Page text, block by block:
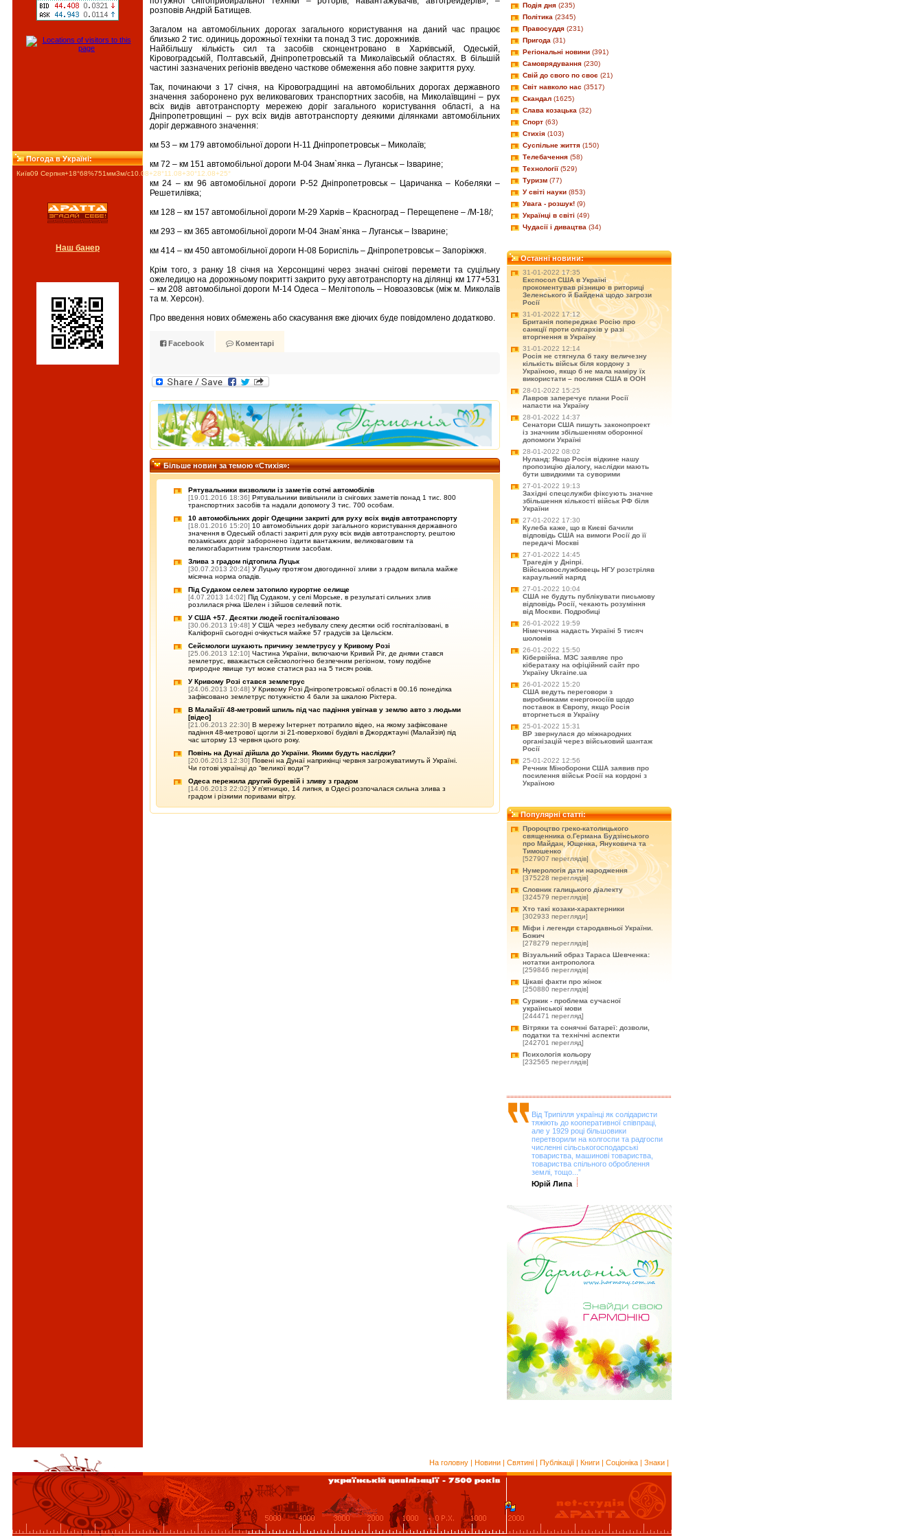
Погода в Україні:
Київ09 Серпня+18°68%751мм3м/c10.08+28°11.08+30°12.08+25°
Наш банер
розповів Андрій Батищев.
Загалом на автомобільних дорогах загального користування на даний час працює
близько 2 тис. одиниць дорожньої техніки та понад 3 тис. дорожників.
Найбільшу кількість сил та засобів сконцентровано в Харківській, Одеській,
Кіровоградській, Полтавській, Дніпропетровській та Миколаївській областях. В більшій
частині зазначених регіонів введено часткове обмеження або повне закриття руху.
Так, починаючи з 17 січня, на Кіровоградщині на автомобільних дорогах державного
значення заборонено рух великовагових транспортних засобів, на Миколаївщині – рух
всіх видів автотранспорту мережею доріг загального користування області, а на
Дніпропетровщині – рух всіх видів автотранспорту деякими ділянками автомобільних
доріг державного значення:
км 53 – км 179 автомобільної дороги Н-11 Дніпропетровськ – Миколаїв;
км 72 – км 151 автомобільної дороги М-04 Знам`янка – Луганськ – Ізварине;
км 24 – км 96 автомобільної дороги Р-52 Дніпропетровськ – Царичанка – Кобеляки –
Решетилівка;
км 128 – км 157 автомобільної дороги М-29 Харків – Красноград – Перещепене – /М-18/;
км 293 – км 365 автомобільної дороги М-04 Знам`янка – Луганськ – Ізварине;
км 414 – км 450 автомобільної дороги Н-08 Бориспіль – Дніпропетровськ – Запоріжжя.
Крім того, з ранку 18 січня на Херсонщині через значні снігові перемети та суцільну
ожеледицю на дорожньому покритті закрито руху автотранспорту на ділянці км 177+531
– км 208 автомобільної дороги М-14 Одеса – Мелітополь – Новоазовськ (між м. Миколаїв
та м. Херсон).
Про введення нових обмежень або скасування вже діючих буде повідомлено додатково.
Facebook Коментарі
Більше новин за темою «Стихія»:
Рятувальники визволили із заметів сотні автомобілів
[19.01.2016 18:36] Рятувальники вивільнили із снігових заметів понад 1 тис. 800
транспортних засобів та надали допомогу 3 тис. 700 особам.
10 автомобільних доріг Одещини закриті для руху всіх видів автотранспорту
[18.01.2016 15:20] 10 автомобільних доріг загального користування державного
значення в Одеській області закриті для руху всіх видів автотранспорту, рештою
позаміських доріг заборонено їздити вантажним, великоваговим та
великогабаритним транспортним засобам.
Злива з градом підтопила Луцьк
[30.07.2013 20:24] У Луцьку протягом двогодинної зливи з градом випала майже
місячна норма опадів.
Під Судаком селем затопило курортне селище
[4.07.2013 14:02] Під Судаком, у селі Морське, в результаті сильних злив
розлилася річка Шелен і зійшов селевий потік.
У США +57. Десятки людей госпіталізовано
[30.06.2013 19:48] У США через небувалу спеку десятки осіб госпіталізовані, в
Каліфорнії сьогодні очікується майже 57 градусів за Цельсієм.
Сейсмологи шукають причину землетрусу у Кривому Розі
[25.06.2013 12:10] Частина України, включаючи Кривий Ріг, де днями стався
землетрус, вважається сейсмологічно безпечним регіоном, тому подібне
природне явище тут може статися раз на 5 тисяч років.
У Кривому Розі стався землетрус
[24.06.2013 10:48] У Кривому Розі Дніпропетровської області в 00.16 понеділка
зафіксовано землетрус потужністю 4 бали за шкалою Ріхтера.
В Малайзії 48-метровий шпиль під час падіння увігнав у землю авто з людьми
[відео]
[21.06.2013 22:30] В мережу Інтернет потрапило відео, на якому зафіксоване
падіння 48-метрової щогли зі 21-поверхової будівлі в Джорджтауні (Малайзія) під
час шторму 13 червня цього року.
Повінь на Дунаї дійшла до України. Якими будуть наслідки?
[20.06.2013 12:30] Повені на Дунаї наприкінці червня загрожуватимуть й Україні.
Чи готові українці до “великої води”?
Одеса пережила другий буревій і зливу з градом
[14.06.2013 22:02] У п’ятницю, 14 липня, в Одесі розпочалася сильна злива з
градом і різкими поривами вітру.
Подія дня (235)
Політика (2345)
Правосуддя (231)
Пригода (31)
Регіональні новини (391)
Самоврядування (230)
Свій до свого по своє (21)
Світ навколо нас (3517)
Скандал (1625)
Слава козацька (32)
Спорт (63)
Стихія (103)
Суспільне життя (150)
Телебачення (58)
Технології (529)
Туризм (77)
У світі науки (853)
Увага - розшук! (9)
Українці в світі (49)
Чудасії і дивацтва (34)
Останні новини:
31-01-2022 17:35
Експосол США в Україні
прокоментував різницю в риториці
Зеленського й Байдена щодо загрози
Росії
31-01-2022 17:12
Британія попереджає Росію про
санкції проти олігархів у разі
вторгнення в Україну
31-01-2022 12:14
Росія не стягнула б таку величезну
кількість військ біля кордону з
Україною, якщо б не мала наміру їх
використати – послиня США в ООН
28-01-2022 15:25
Лавров заперечує плани Росії
напасти на Україну
28-01-2022 14:37
Сенатори США пишуть законопроект
із значним збільшенням оборонної
допомоги Україні
28-01-2022 08:02
Нуланд: Якщо Росія відкине нашу
пропозицію діалогу, наслідки мають
бути швидкими та суворими
27-01-2022 19:13
Західні спецслужби фіксують значне
збільшення кількості військ РФ біля
України
27-01-2022 17:30
Кулеба каже, що в Києві бачили
відповідь США на вимоги Росії до її
передачі Москві
27-01-2022 14:45
Трагедія у Дніпрі.
Військовослужбовець НГУ розстріляв
караульний наряд
27-01-2022 10:04
США не будуть публікувати письмову
відповідь Росії, чекають розуміння
від Москви. Подробиці
26-01-2022 19:59
Німеччина надасть Україні 5 тисяч
шоломів
26-01-2022 15:50
Кібервійна. МЗС заявляє про
кібератаку на офіційний сайт про
Україну Ukraine.ua
26-01-2022 15:20
США ведуть переговори з
виробниками енергоносіїв щодо
поставок в Європу, якщо Росія
вторгнеться в Україну
25-01-2022 15:31
ВР звернулася до міжнародних
організацій через військовий шантаж
Росії
25-01-2022 12:56
Речник Міноборони США заявив про
посилення військ Росії на кордоні з
Україною
Популярні статті:
Пророцтво греко-католицького
священника о.Германа Будзінського
про Майдан, Ющенка, Януковича та
Тимошенко
[527907 переглядів]
Нумерологія дати народження
[375228 переглядів]
Словник галицького діалекту
[324579 переглядів]
Хто такі козаки-характерники
[302933 перегляди]
Міфи і легенди стародавньої України.
Божич
[278279 переглядів]
Візуальний образ Тараса Шевченка:
нотатки антрополога
[259846 переглядів]
Цікаві факти про жінок
[250880 переглядів]
Суржик - проблема сучасної
української мови
[244471 перегляд]
Вітряки та сонячні батареї: дозволи,
податки та технічні аспекти
[242701 перегляд]
Психологія кольору
[232565 переглядів]
Від Трипілля українці як солідаристи
тяжіють до кооперативної співпраці,
але у 1929 році більшовики
перетворили на колгоспи та радгоспи
численні сільськогосподарські
товариства, машинові товариства,
товариства спільного оброблення
землі, тощо...”
Юрій Липа
На головну | Новини | Святині | Публікації | Книги | Соціоніка | Знаки |